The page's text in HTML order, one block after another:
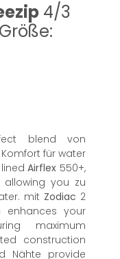
4/3
blend von
für water
linedAirflex 550+,
allowing you zu
mit Zodiac 2
enhances your
maximum
construction
Nähte provide